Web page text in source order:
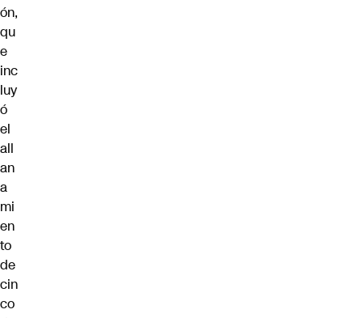
ón,
qu
e
inc
luy
ó
el
all
an
a
mi
en
to
de
cin
co